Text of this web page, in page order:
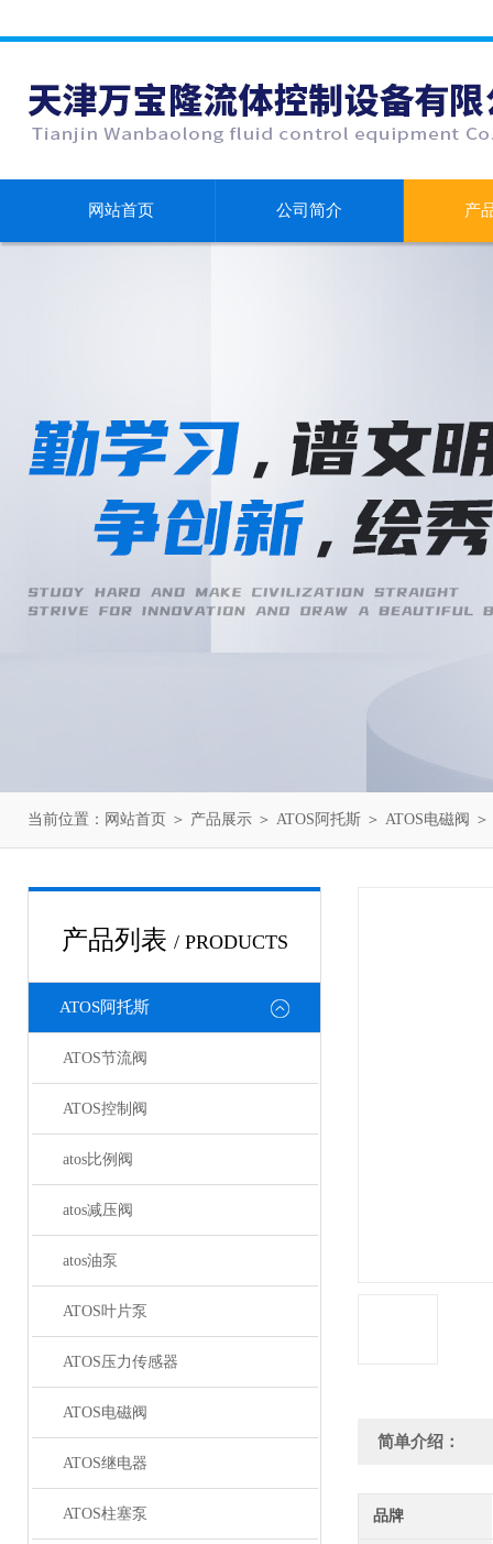
网站首页 公司简介 产
当前位置： 网站首页 ＞ 产品展示 ＞ ATOS阿托斯 ＞ ATOS电磁阀
产品列表 / PRODUCTS
ATOS阿托斯
ATOS节流阀
ATOS控制阀
atos比例阀
atos减压阀
atos油泵
ATOS叶片泵
ATOS压力传感器
ATOS电磁阀
ATOS继电器
ATOS柱塞泵
简单介绍：
品牌